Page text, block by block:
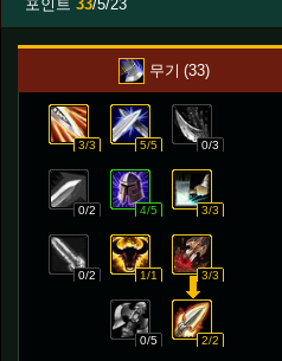
포인트 33/5/23
무기 33
3/3 5/5 0/3
0/2 4/5 3/3
0/2 1/1 3/3
0/5 2/2